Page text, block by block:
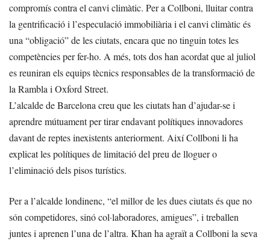
compromís contra el canvi climàtic. Per a Collboni, lluitar contra
la gentrificació i l’especulació immobiliària i el canvi climàtic és
una “obligació” de les ciutats, encara que no tinguin totes les
competències per fer-ho. A més, tots dos han acordat que al juliol
es reuniran els equips tècnics responsables de la transformació de
la Rambla i Oxford Street.
L’alcalde de Barcelona creu que les ciutats han d’ajudar-se i
aprendre mútuament per tirar endavant polítiques innovadores
davant de reptes inexistents anteriorment. Així Collboni li ha
explicat les polítiques de limitació del preu de lloguer o
l’eliminació dels pisos turístics.
Per a l’alcalde londinenc, “el millor de les dues ciutats és que no
són competidores, sinó col·laboradores, amigues”, i treballen
juntes i aprenen l’una de l’altra. Khan ha agraït a Collboni la seva